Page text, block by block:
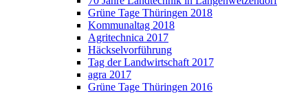
Grüne Tage Thüringen 2018
Kommunaltag 2018
Agritechnica 2017
Häckselvorführung
Tag der Landwirtschaft 2017
agra 2017
Grüne Tage Thüringen 2016